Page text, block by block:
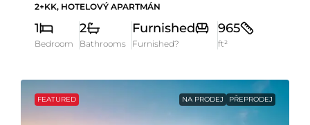
2+KK, HOTELOVÝ APARTMÁN
1
Bedroom
2
Bathrooms
Furnished
Furnished?
965
ft²
FEATURED NA PRODEJ PŘEPRODEJ